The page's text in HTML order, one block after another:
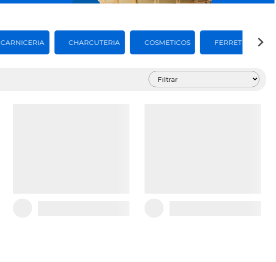
CARNICERIA CHARCUTERIA COSMETICOS FERRETERIA